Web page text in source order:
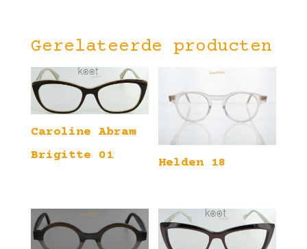
Gerelateerde producten
Caroline Abram
Brigitte 01
Helden 18